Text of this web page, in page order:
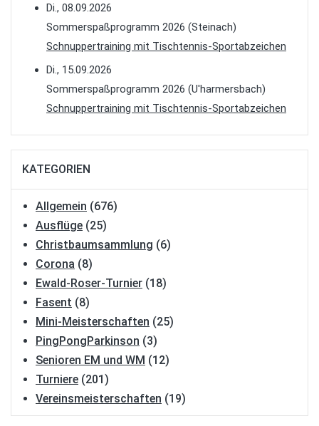
Di., 08.09.2026
Sommerspaßprogramm 2026 (Steinach)
Schnuppertraining mit Tischtennis-Sportabzeichen
Di., 15.09.2026
Sommerspaßprogramm 2026 (U'harmersbach)
Schnuppertraining mit Tischtennis-Sportabzeichen
KATEGORIEN
Allgemein (676)
Ausflüge (25)
Christbaumsammlung (6)
Corona (8)
Ewald-Roser-Turnier (18)
Fasent (8)
Mini-Meisterschaften (25)
PingPongParkinson (3)
Senioren EM und WM (12)
Turniere (201)
Vereinsmeisterschaften (19)